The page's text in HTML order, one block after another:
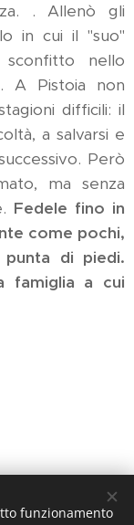
. Allenò gli
in cui il "suo"
nello
A Pistoia non
difficili: il
a salvarsi e
Però
ma senza
Fedele fino in
come pochi,
di piedi.
famiglia a cui
funzionamento